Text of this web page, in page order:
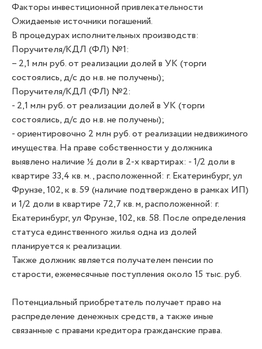
Факторы инвестиционной привлекательности
Ожидаемые источники погашений.
В процедурах исполнительных производств:
Поручителя/КДЛ (ФЛ) №1:
– 2,1 млн руб. от реализации долей в УК (торги
состоялись, д/с до н.в. не получены);
Поручителя/КДЛ (ФЛ) №2:
- 2,1 млн руб. от реализации долей в УК (торги
состоялись, д/с до н.в. не получены);
- ориентировочно 2 млн руб. от реализации недвижимого
имущества. На праве собственности у должника
выявлено наличие ½ доли в 2-х квартирах: - 1/2 доли в
квартире 33,4 кв. м., расположенной: г. Екатеринбург, ул
Фрунзе, 102, к в. 59 (наличие подтверждено в рамках ИП)
и 1/2 доли в квартире 72,7 кв. м, расположенной: г.
Екатеринбург, ул Фрунзе, 102, кв. 58. После определения
статуса единственного жилья одна из долей
планируется к реализации.
Также должник является получателем пенсии по
старости, ежемесячные поступления около 15 тыс. руб.
Потенциальный приобретатель получает право на
распределение денежных средств, а также иные
связанные с правами кредитора гражданские права.